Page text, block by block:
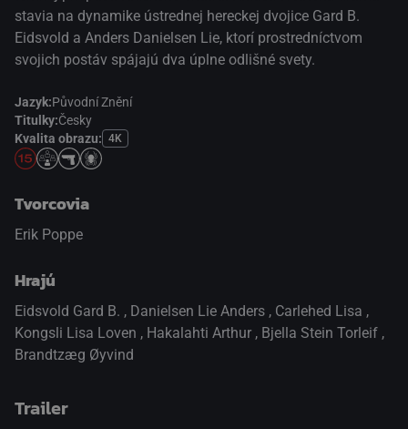
stavia na dynamike ústrednej hereckej dvojice Gard B.
Eidsvold a Anders Danielsen Lie, ktorí prostredníctvom
svojich postáv spájajú dva úplne odlišné svety.
Jazyk:Původní Znění
Titulky:Česky
Kvalita obrazu: 4K
Tvorcovia
Erik Poppe
Hrajú
Eidsvold Gard B. , Danielsen Lie Anders , Carlehed Lisa ,
Kongsli Lisa Loven , Hakalahti Arthur , Bjella Stein Torleif ,
Brandtzæg Øyvind
Trailer